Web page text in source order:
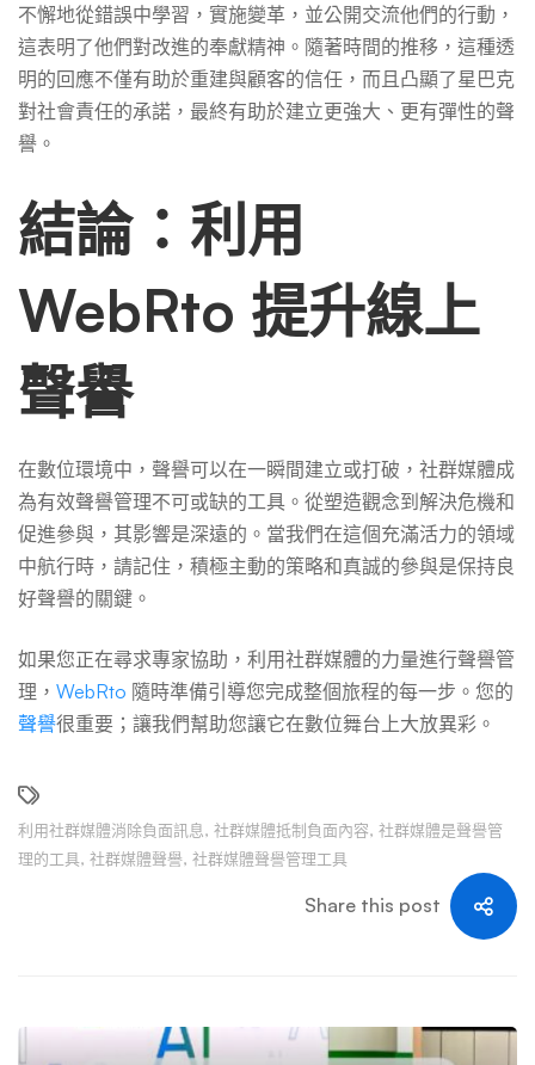
不懈地從錯誤中學習，實施變革，並公開交流他們的行動，
這表明了他們對改進的奉獻精神。隨著時間的推移，這種透
明的回應不僅有助於重建與顧客的信任，而且凸顯了星巴克
對社會責任的承諾，最終有助於建立更強大、更有彈性的聲
譽。
結論：利用
WebRto 提升線上
聲譽
在數位環境中，聲譽可以在一瞬間建立或打破，社群媒體成
為有效聲譽管理不可或缺的工具。從塑造觀念到解決危機和
促進參與，其影響是深遠的。當我們在這個充滿活力的領域
中航行時，請記住，積極主動的策略和真誠的參與是保持良
好聲譽的關鍵。
如果您正在尋求專家協助，利用社群媒體的力量進行聲譽管
理， WebRto 隨時準備引導您完成整個旅程的每一步。您的
聲譽很重要；讓我們幫助您讓它在數位舞台上大放異彩。
利用社群媒體消除負面訊息, 社群媒體抵制負面內容, 社群媒體是聲譽管
理的工具, 社群媒體聲譽, 社群媒體聲譽管理工具
Share this post